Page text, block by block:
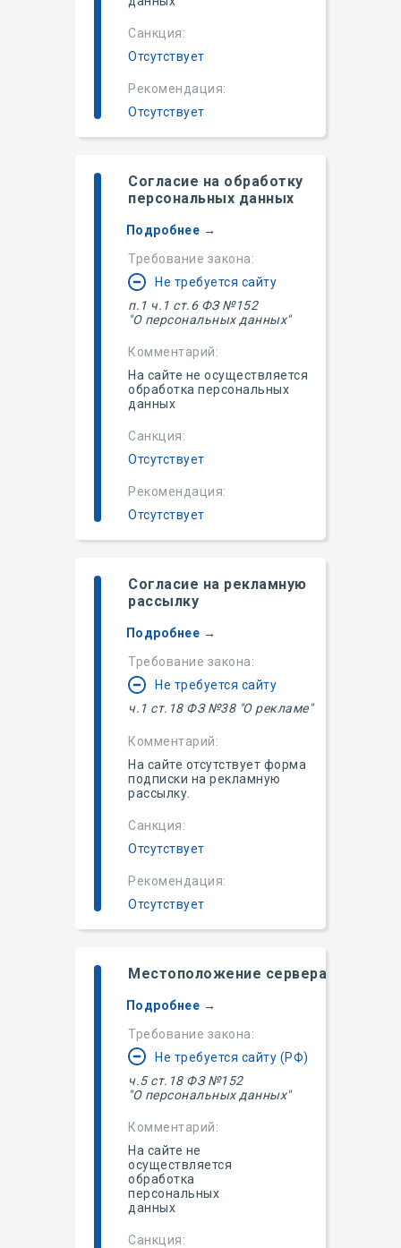
Санкция:
Рекомендация:
Отсутствует
Отсутствует
Согласие на обработку
персональных данных
Требование закона:
Комментарий:
Санкция:
Не требуется сайту
На сайте не осуществляется
обработка персональных
данных
п.1 ч.1 ст.6 ФЗ №152
"О персональных данных"
Рекомендация:
Отсутствует
Отсутствует
Подробнее →
Согласие на рекламную
рассылку
Требование закона:
Комментарий:
Санкция:
Не требуется сайту
На сайте отсутствует форма
подписки на рекламную
рассылку.
ч.1 ст.18 ФЗ №38 "О рекламе"
Рекомендация:
Отсутствует
Отсутствует
Подробнее →
Местоположение сервера
Требование закона:
Комментарий:
Санкция:
Не требуется сайту (РФ)
На сайте не
осуществляется
обработка
персональных
данных
ч.5 ст.18 ФЗ №152
"О персональных данных"
Подробнее →